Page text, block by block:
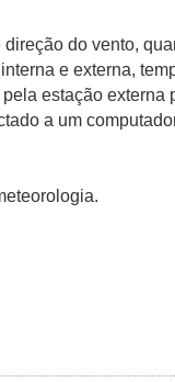
do vento,
e externa,
estação externa
a um